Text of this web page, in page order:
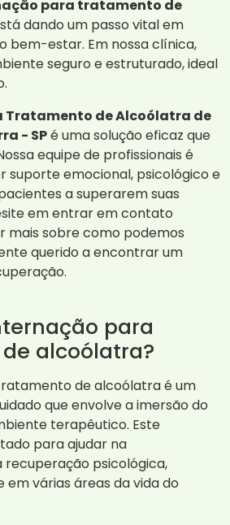
para tratamento de
dando um passo vital em
bem-estar. Em nossa clínica,
seguro e estruturado, ideal
Tratamento de Alcoólatra de
- SPé uma solução eficaz que
equipe de profissionais é
suporte emocional, psicológico e
a superarem suas
em entrar em contato
mais sobre como podemos
querido a encontrar um
para
alcoólatra?
de alcoólatra é um
que envolve a imersão do
terapêutico. Este
para ajudar na
recuperação psicológica,
várias áreas da vida do